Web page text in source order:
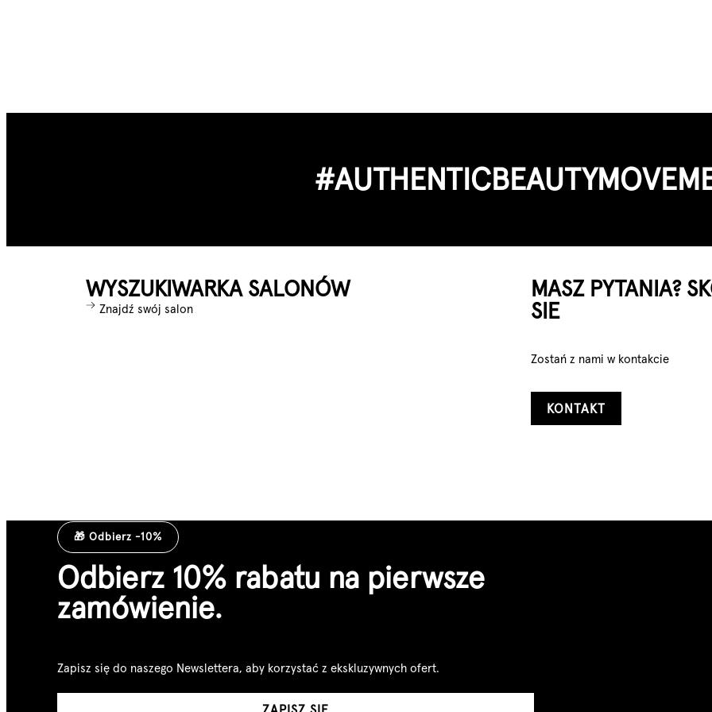
WYSZUKIWARKA SALONÓW
Znajdź swój salon
MASZ PYTANIA?
SIE
Zostań z nami w kontakcie
KONTAKT
🎁 Odbierz -10%
Odbierz 10% rabatu na pierwsze
zamówienie.
Zapisz się do naszego Newslettera, aby korzystać z ekskluzywnych ofert.